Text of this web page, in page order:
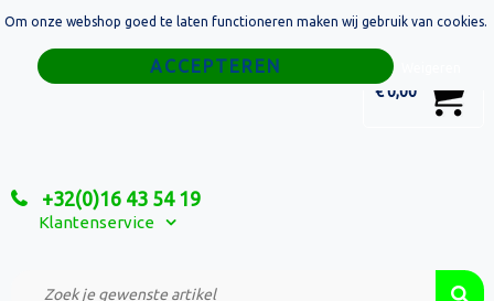
€ 0,00
+32(0)16 43 54 19
Klantenservice
Home
Relatiegeschenken
Om onze webshop goed te laten functioneren maken wij gebruik van cookies.